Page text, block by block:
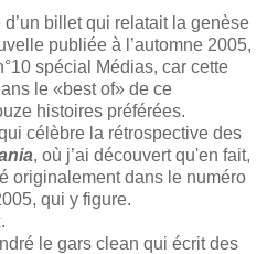
d’un billet qui relatait la genèse
publiée à l’automne 2005,
spécial Médias, car cette
le «best of» de ce
histoires préférées.
célèbre la rétrospective des
, où j’ai découvert qu'en fait,
originalement dans le numéro
qui y figure.
le gars clean qui écrit des